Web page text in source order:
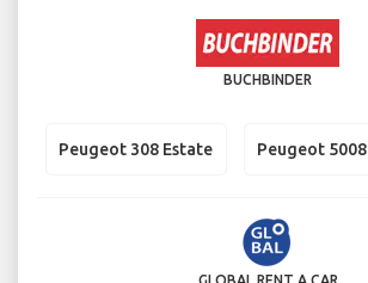
BUCHBINDER
Peugeot 308 Estate Peugeot 5008
GLOBAL RENT A CAR